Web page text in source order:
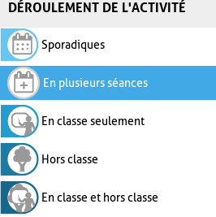
DÉROULEMENT DE L'ACTIVITÉ
Sporadiques
En plusieurs séances
En classe seulement
Hors classe
En classe et hors classe